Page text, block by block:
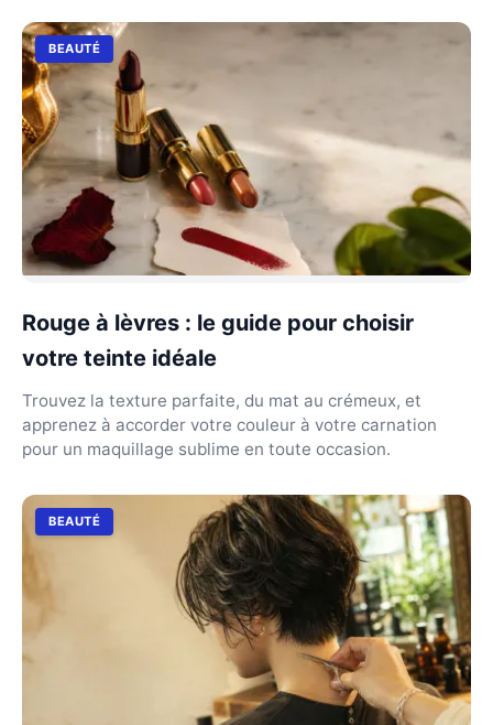
BEAUTÉ
Rouge à lèvres : le guide pour choisir
votre teinte idéale
Trouvez la texture parfaite, du mat au crémeux, et
apprenez à accorder votre couleur à votre carnation
pour un maquillage sublime en toute occasion.
BEAUTÉ